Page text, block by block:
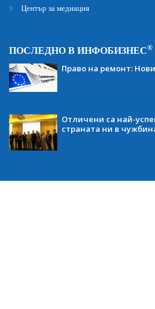
Център за медиация
ПОСЛЕДНО В ИНФОБИЗНЕС®
Право на ремонт:
Отличени са най-
страната ни в